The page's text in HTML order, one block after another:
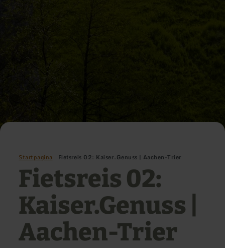
Startpagina Fietsreis 02: Kaiser.Genuss | Aachen-Trier
Fietsreis 02:
Kaiser.Genuss |
Aachen-Trier